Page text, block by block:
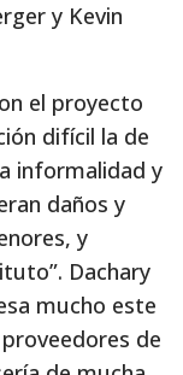
y Kevin
el proyecto
difícil la de
informalidad y
daños y
y
Dachary
mucho este
de